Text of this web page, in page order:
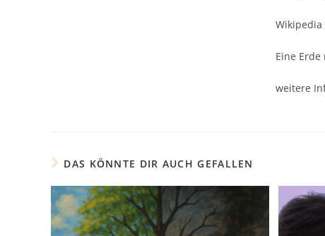
Eine
weitere
DAS KÖNNTE DIR AUCH GEFALLEN